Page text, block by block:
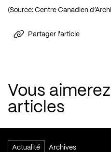
(Source: Centre Canadien
Partager l'article
Vous
articles
Actualité Archives